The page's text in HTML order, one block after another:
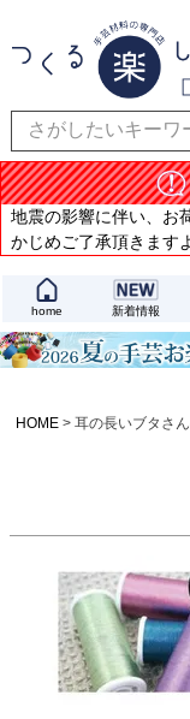
地震の影響に伴い、お
かじめご了承頂きます
home 新着情報
HOME 耳の長いブタさ